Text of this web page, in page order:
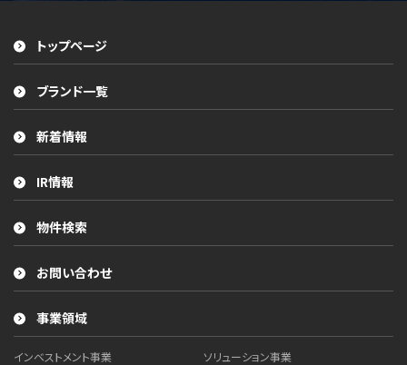
トップページ
ブランド一覧
新着情報
IR情報
物件検索
お問い合わせ
事業領域
インベストメント事業
ソリューション事業